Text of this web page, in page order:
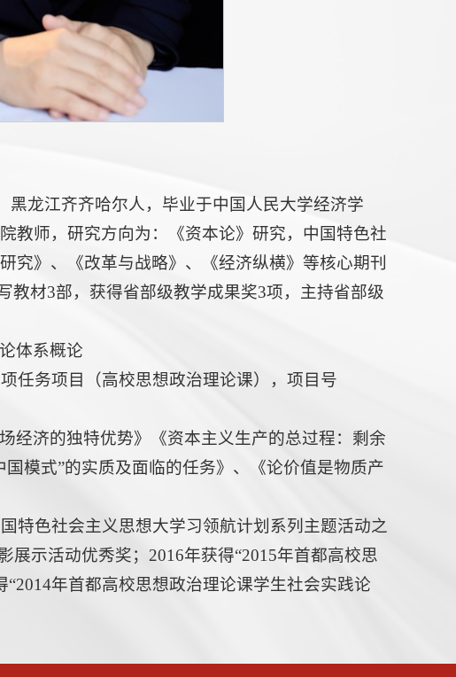
黑龙江齐齐哈尔人，毕业于中国人民大学经济学
教师，研究方向为：《资本论》研究，中国特色社
究》、《改革与战略》、《经济纵横》等核心期刊
教材3部，获得省部级教学成果奖3项，主持省部级
体系概论
任务项目（高校思想政治理论课），项目号
经济的独特优势》《资本主义生产的总过程：剩余
模式”的实质及面临的任务》、《论价值是物质产
特色社会主义思想大学习领航计划系列主题活动之
示活动优秀奖；2016年获得“2015年首都高校思
年首都高校思想政治理论课学生社会实践论